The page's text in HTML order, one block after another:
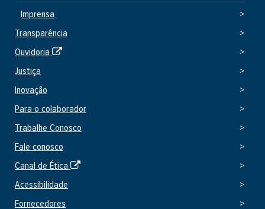
Imprensa
Transparência
Ouvidoria
S
t
e
n
o
Justiça
Inovação
Para o colaborador
Trabalhe Conosco
Fale conosco
Canal de Ética
S
Acessibilidade
Fornecedores